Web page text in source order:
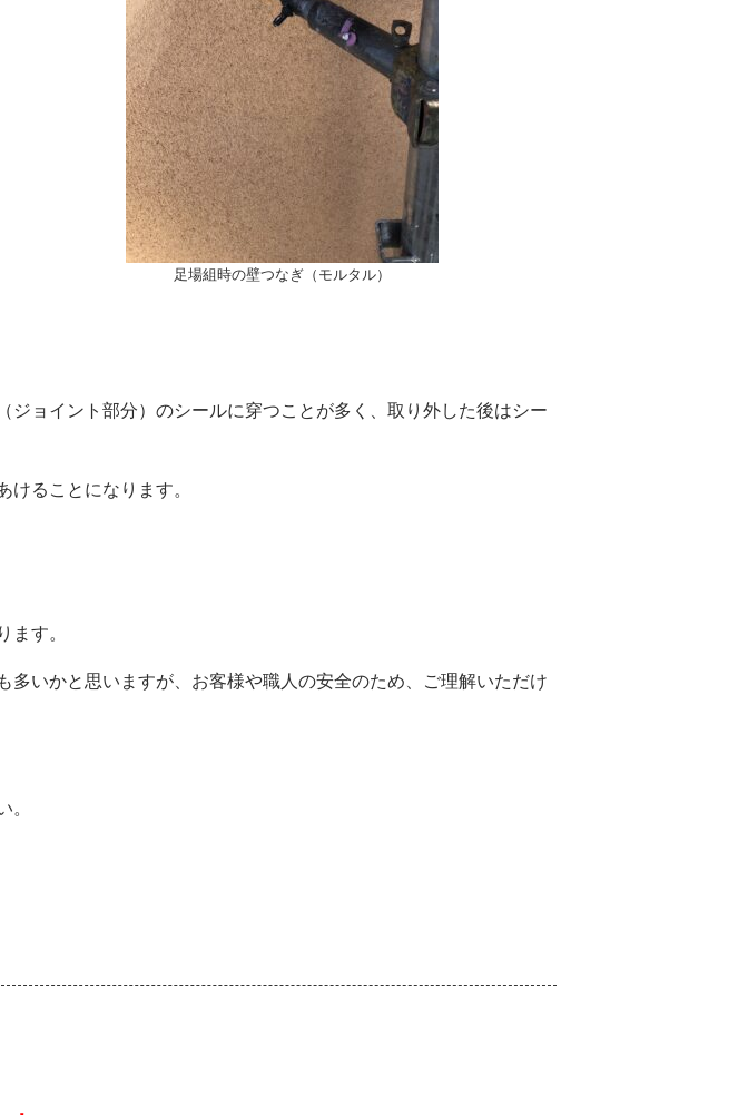
足場組時の壁つなぎ（モルタル）
ョイント部分）のシールに穿つことが多く、取り外した後はシー
ることになります。
ます。
いかと思いますが、お客様や職人の安全のため、ご理解いただけ
。